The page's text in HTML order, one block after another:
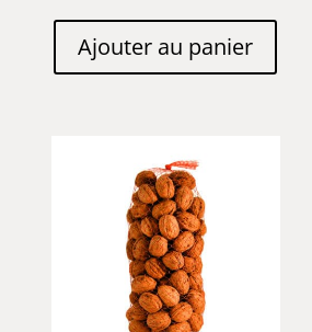
Ajouter au panier